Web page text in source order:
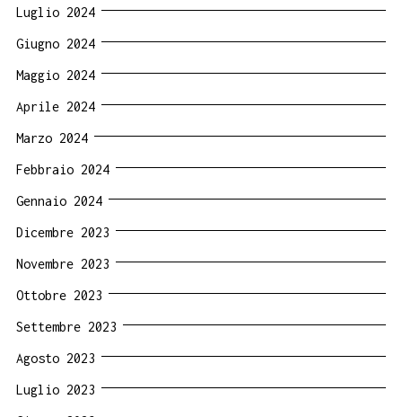
Luglio 2024
Giugno 2024
Maggio 2024
Aprile 2024
Marzo 2024
Febbraio 2024
Gennaio 2024
Dicembre 2023
Novembre 2023
Ottobre 2023
Settembre 2023
Agosto 2023
Luglio 2023